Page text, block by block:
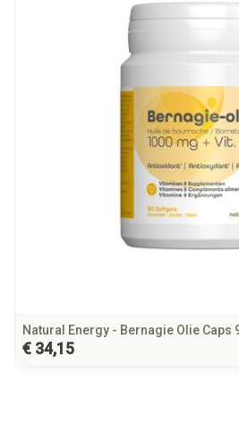
60
Natural Energy - Bernagie Olie Caps
€ 34,15